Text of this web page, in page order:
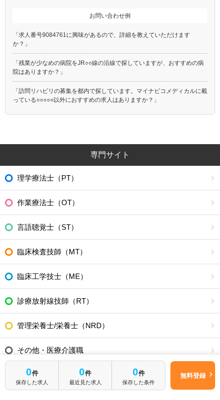
0件
保存した求人
0件
最近見た求人
0件
保存した条件
無料登録
お問い合わせ例
「求人番号9084761に興味があるので、詳細を教えていただけます
か？」
「残業が少なめの病院をJR○○線の沿線で探していますが、おすすめの病
院はありますか？」
「訪問リハビリの募集を都内で探しています。マイナビコメディカルに載
っている○○○○○以外におすすめの求人はありますか？」
専門サイト
理学療法士（PT）
作業療法士（OT）
言語聴覚士（ST）
臨床検査技師（MT）
臨床工学技士（ME）
診療放射線技師（RT）
管理栄養士/栄養士（NRD）
その他・医療介護職
福祉・介護職